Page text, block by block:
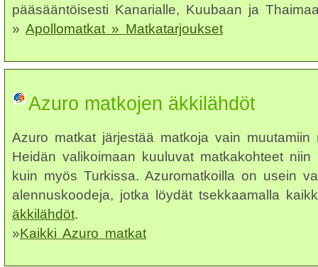
pääsääntöisesti Kanarialle, Kuubaan ja
» Apollomatkat » Matkatarjoukset
Azuro matkojen äkkilähdöt
Azuro matkat järjestää matkoja vain muutamiin
Heidän valikoimaan kuuluvat matkakohteet niin
kuin myös Turkissa. Azuromatkoilla on usein
alennuskoodeja, jotka löydät tsekkaamalla
äkkilähdöt.
»Kaikki Azuro matkat